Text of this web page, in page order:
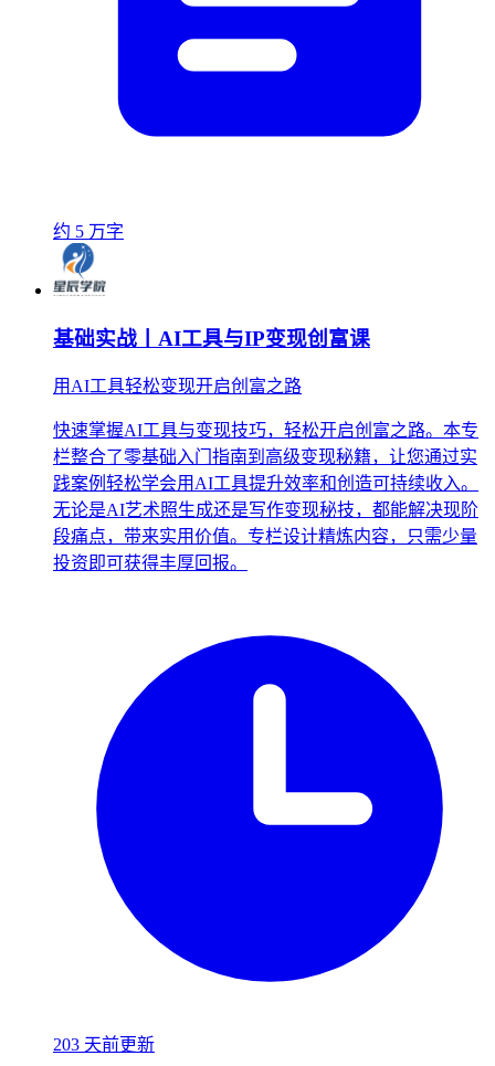
约 5 万字
基础实战丨AI工具与IP变现创富课
用AI工具轻松变现开启创富之路
快速掌握AI工具与变现技巧，轻松开启创富之路。本专
栏整合了零基础入门指南到高级变现秘籍，让您通过实
践案例轻松学会用AI工具提升效率和创造可持续收入。
无论是AI艺术照生成还是写作变现秘技，都能解决现阶
段痛点，带来实用价值。专栏设计精炼内容，只需少量
投资即可获得丰厚回报。
203 天前更新